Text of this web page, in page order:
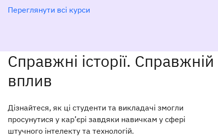
Переглянути всі курси
Справжні історії. Справжній
вплив
Дізнайтеся, як ці студенти та викладачі змогли
просунутися у кар’єрі завдяки навичкам у сфері
штучного інтелекту та технологій.